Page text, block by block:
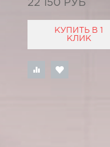
22 150 РУБ
КУПИТЬ В 1
КЛИК